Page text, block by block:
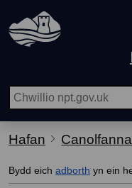
Hepgor gwe-lywio
Hafan
Bydd eich adborth yn ein